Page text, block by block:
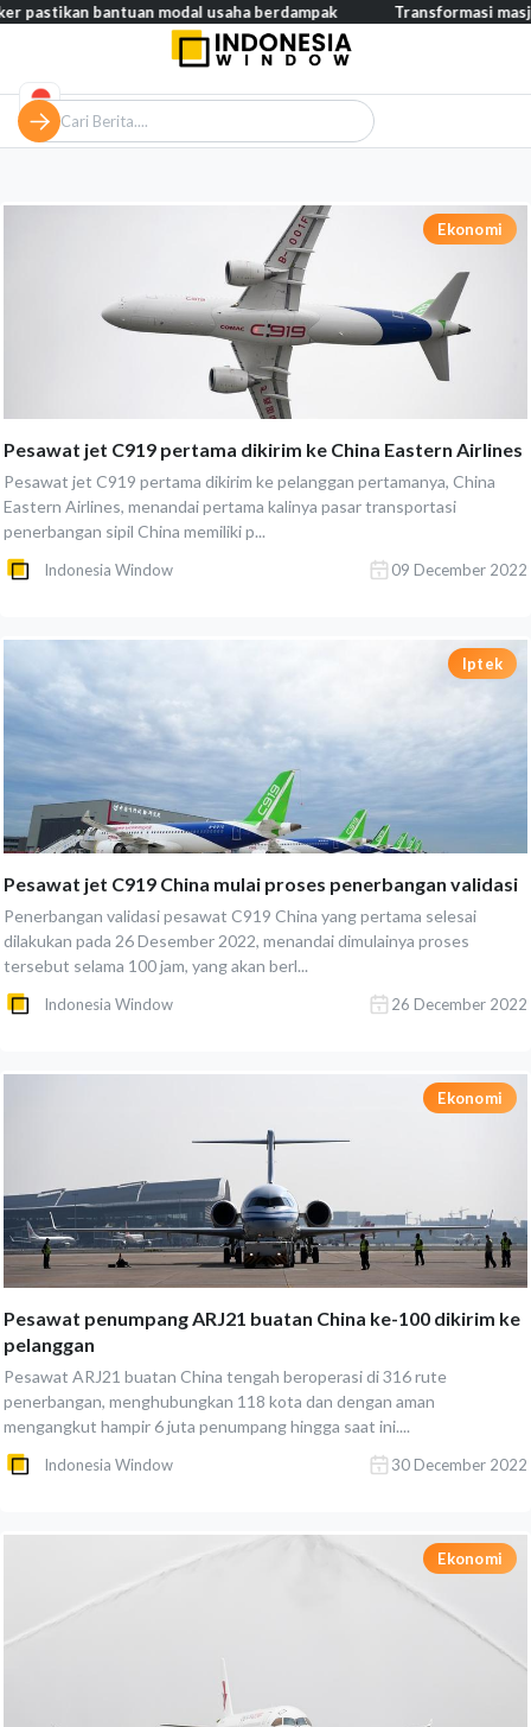
Ekonomi
Pesawat jet C919 pertama dikirim ke China Eastern Airlines
Pesawat jet C919 pertama dikirim ke pelanggan pertamanya, China
Eastern Airlines, menandai pertama kalinya pasar transportasi
penerbangan sipil China memiliki p...
Indonesia Window 09 December 2022
Iptek
Pesawat jet C919 China mulai proses penerbangan validasi
Penerbangan validasi pesawat C919 China yang pertama selesai
dilakukan pada 26 Desember 2022, menandai dimulainya proses
tersebut selama 100 jam, yang akan berl...
Indonesia Window 26 December 2022
Ekonomi
Pesawat penumpang ARJ21 buatan China ke-100 dikirim ke
pelanggan
Pesawat ARJ21 buatan China tengah beroperasi di 316 rute
penerbangan, menghubungkan 118 kota dan dengan aman
mengangkut hampir 6 juta penumpang hingga saat ini....
Indonesia Window 30 December 2022
Ekonomi
bantuan modal usaha berdampak Transformasi masjid